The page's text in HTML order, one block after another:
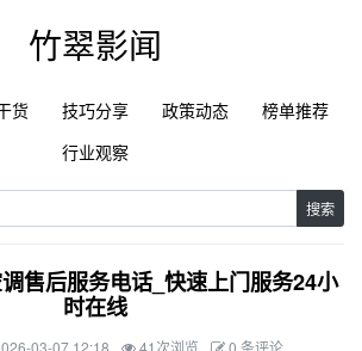
竹翠影闻
货 技巧分享 政策动态
榜单推荐
行业观察
搜索
售后服务电话_快速上门服务24小
时在线
03-07 12:18 41次浏览 0 条评论